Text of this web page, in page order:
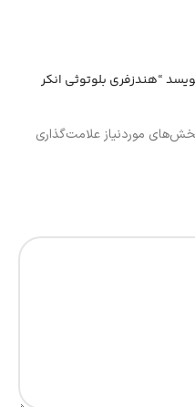
“هندزفری بلوتوثی انکر
موردنیاز علامت‌گذاری